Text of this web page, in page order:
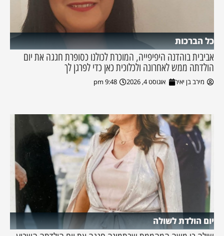
כל הברכות
אביבית בוהדנה היפיפייה, המוכרת לכולנו כסופרת חגגה את יום
הולדתה ממש לאחרונה ולכלוכית כאן כדי לפרגן לך
מירב בן יאיר אוגוסט 4, 2026 9:48 pm
יום הולדת לשולה